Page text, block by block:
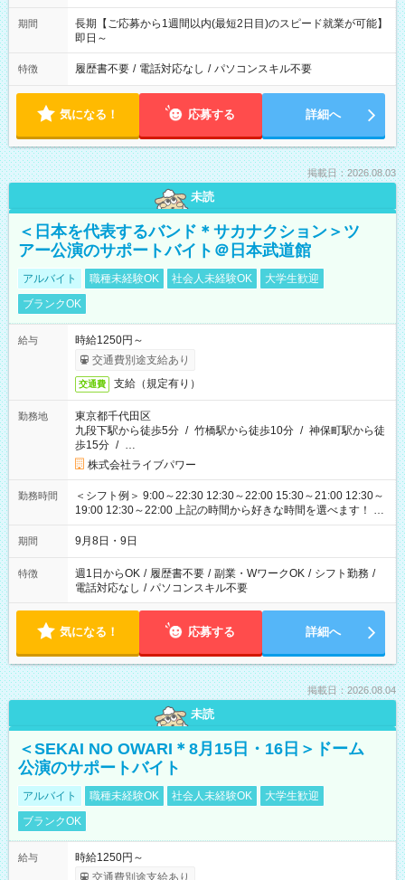
期間
長期【ご応募から1週間以内(最短2日目)のスピード就業が可能】
即日～
特徴 履歴書不要 / 電話対応なし / パソコンスキル不要
気になる！ 応募する 詳細へ
掲載日：2026.08.03
未読
＜日本を代表するバンド＊サカナクション＞ツ
アー公演のサポートバイト＠日本武道館
アルバイト 職種未経験OK 社会人未経験OK
大学生歓迎
ブランクOK
給与
時給1250円～
交通費別途支給あり
交通費 支給（規定有り）
勤務地
東京都千代田区
九段下駅から徒歩5分 / 竹橋駅から徒歩10分 / 神保町駅から徒
歩15分 / …
株式会社ライブパワー
勤務時間
＜シフト例＞ 9:00～22:30 12:30～22:00 15:30～21:00 12:30～
19:00 12:30～22:00 上記の時間から好きな時間を選べます！ ※
時間は変更となる可能性があります
期間 9月8日・9日
特徴 週1日からOK / 履歴書不要 / 副業・WワークOK / シフト勤務 /
電話対応なし / パソコンスキル不要
気になる！ 応募する 詳細へ
掲載日：2026.08.04
未読
＜SEKAI NO OWARI＊8月15日・16日＞ドーム
公演のサポートバイト
アルバイト 職種未経験OK 社会人未経験OK
大学生歓迎
ブランクOK
給与
時給1250円～
交通費別途支給あり